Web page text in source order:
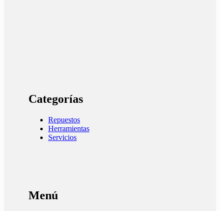
Categorías
Repuestos
Herramientas
Servicios
Menú